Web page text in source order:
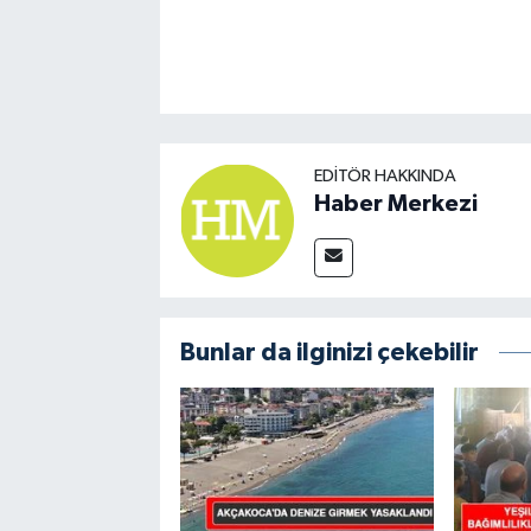
EDITÖR HAKKINDA
Haber Merkezi
Bunlar da ilginizi çekebilir